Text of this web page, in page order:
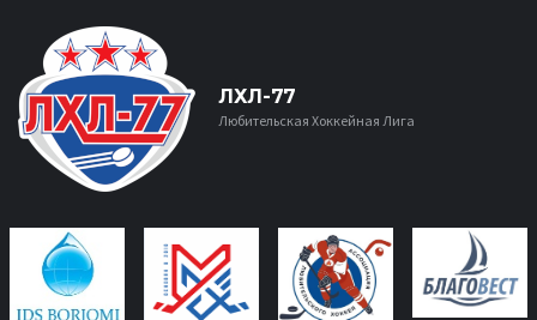
ЛХЛ-77
Любительская Хоккейная Лига